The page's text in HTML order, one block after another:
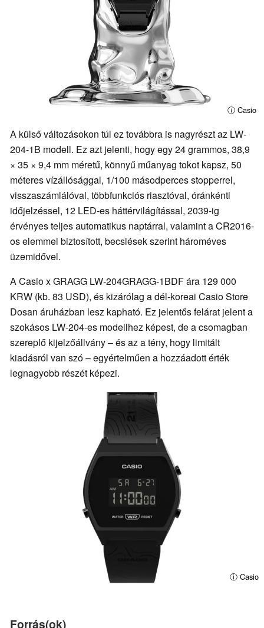
ⓘ Casio
A külső változásokon túl ez továbbra is nagyrészt az LW-
204-1B modell. Ez azt jelenti, hogy egy 24 grammos, 38,9
× 35 × 9,4 mm méretű, könnyű műanyag tokot kapsz, 50
méteres vízállósággal, 1/100 másodperces stopperrel,
visszaszámlálóval, többfunkciós riasztóval, óránkénti
időjelzéssel, 12 LED-es háttérvilágítással, 2039-ig
érvényes teljes automatikus naptárral, valamint a CR2016-
os elemmel biztosított, becslések szerint hároméves
üzemidővel.
A Casio x GRAGG LW-204GRAGG-1BDF ára 129 000
KRW (kb. 83 USD), és kizárólag a dél-koreai Casio Store
Dosan áruházban lesz kapható. Ez jelentős felárat jelent a
szokásos LW-204-es modellhez képest, de a csomagban
szereplő kijelzőállvány – és az a tény, hogy limitált
kiadásról van szó – egyértelműen a hozzáadott érték
legnagyobb részét képezi.
ⓘ Casio
Forrás(ok)